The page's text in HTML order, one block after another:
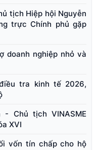
tịch Hiệp hội Nguyễn
trực Chính phủ gặp
doanh nghiệp nhỏ và
tra kinh tế 2026,
- Chủ tịch VINASME
XVI
vốn tín chấp cho hộ